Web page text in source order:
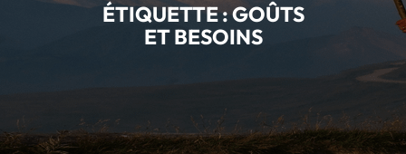
ÉTIQUETTE :GOÛTS
ET BESOINS